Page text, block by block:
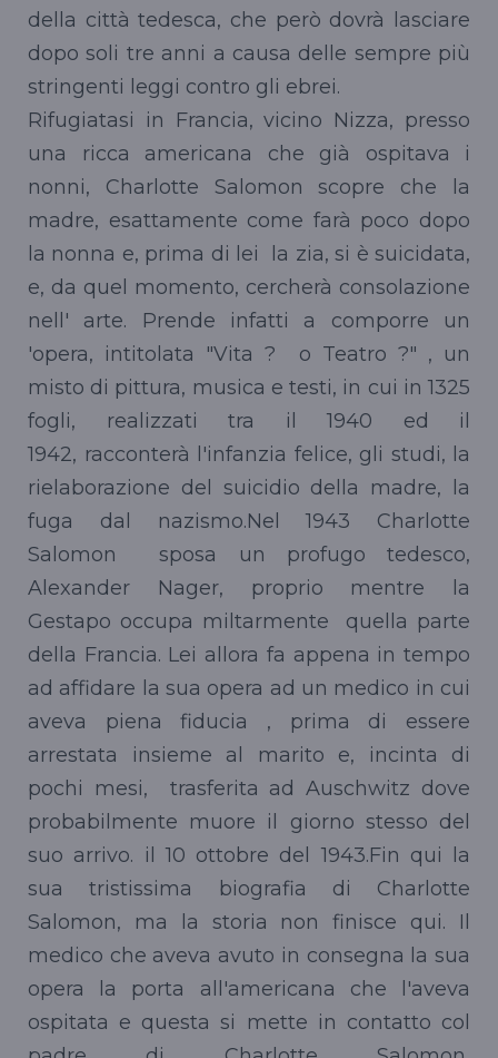
della città tedesca, che però dovrà lasciare
dopo soli tre anni a causa delle sempre più
stringenti leggi contro gli ebrei.
Rifugiatasi in Francia, vicino Nizza, presso
una ricca americana che già ospitava i
nonni, Charlotte Salomon scopre che la
madre, esattamente come farà poco dopo
la nonna e, prima di lei la zia, si è suicidata,
e, da quel momento, cercherà consolazione
nell' arte. Prende infatti a comporre un
'opera, intitolata "Vita ? o Teatro ?" , un
misto di pittura, musica e testi, in cui in 1325
fogli, realizzati tra il 1940 ed il
1942, racconterà l'infanzia felice, gli studi, la
rielaborazione del suicidio della madre, la
fuga dal nazismo.Nel 1943 Charlotte
Salomon sposa un profugo tedesco,
Alexander Nager, proprio mentre la
Gestapo occupa miltarmente quella parte
della Francia. Lei allora fa appena in tempo
ad affidare la sua opera ad un medico in cui
aveva piena fiducia , prima di essere
arrestata insieme al marito e, incinta di
pochi mesi, trasferita ad Auschwitz dove
probabilmente muore il giorno stesso del
suo arrivo. il 10 ottobre del 1943.Fin qui la
sua tristissima biografia di Charlotte
Salomon, ma la storia non finisce qui. Il
medico che aveva avuto in consegna la sua
opera la porta all'americana che l'aveva
ospitata e questa si mette in contatto col